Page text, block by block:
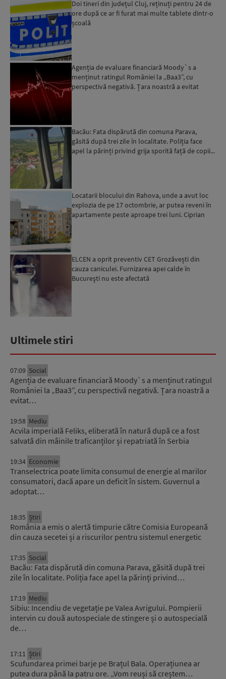
Doi tineri din județul Cluj, reținuți pentru 24 de
ore după ce ar fi furat mai multe tablete dintr-o
școală
Agenția de evaluare financiară Moody`s a
menținut ratingul României la „Baa3”, cu
perspectivă negativă. Țara noastră a evitat
Bacău: Fata dispărută din comuna Parava,
găsită după trei zile în localitate. Poliția face
apel la părinți privind grija sporită față de copii...
Locatarii blocului din Rahova, unde a avut loc
explozia de pe 17 octombrie, ar putea reveni în
apartamente peste aproape trei luni. Ciprian
ELCEN a oprit preventiv CET Grozăvești din
cauza caniculei. Furnizarea apei calde în
Bucureşti nu este afectată
Ultimele stiri
07:09 Social
Agenția de evaluare financiară Moody`s a menținut ratingul
României la „Baa3”, cu perspectivă negativă. Țara noastră a
evitat…
19:58 Mediu
Acvila imperială Feliks, eliberată în natură după ce a fost
salvată din mâinile traficanților și repatriată în Serbia
19:34 Economie
Transelectrica poate limita consumul de energie al marilor
consumatori, dacă apare un deficit în sistem. Guvernul a
adoptat…
18:35 Știri
România a emis o alertă timpurie către Comisia Europeană
din cauza secetei și a riscurilor pentru sistemul energetic
17:35 Social
Bacău: Fata dispărută din comuna Parava, găsită după trei
zile în localitate. Poliția face apel la părinți privind…
17:19 Mediu
Sibiu: Incendiu de vegetație pe Valea Avrigului. Pompierii
intervin cu două autospeciale de stingere și o autospecială
de…
17:11 Știri
Scufundarea primei barje pe Brațul Bala. Operațiunea ar
putea dura până la patru ore. „Vom reuși să creștem…